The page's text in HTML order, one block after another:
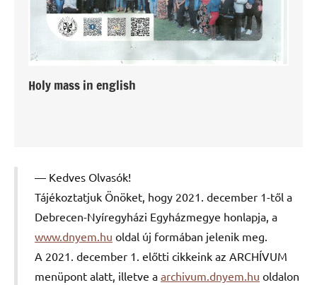
Holy mass in english
Kedves Olvasók!
Tájékoztatjuk Önöket, hogy 2021. december 1-től a
Debrecen-Nyíregyházi Egyházmegye honlapja, a
www.dnyem.hu oldal új formában jelenik meg.
A 2021. december 1. előtti cikkeink az ARCHÍVUM
menüpont alatt, illetve a archivum.dnyem.hu oldalon